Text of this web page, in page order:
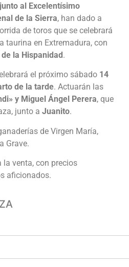
al Excelentísimo
de la Sierra, han dado a
de toros que se celebrará
taurina en Extremadura, con
la Hispanidad.
el próximo sábado 14
de la tarde. Actuarán las
y Miguel Ángel Perera, que
junto a Juanito.
de Virgen María,
Grave.
la venta, con precios
aficionados.